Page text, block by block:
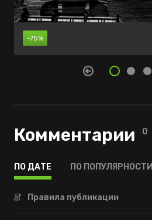
-75%
-80%
Комментарии 0
ПО ДАТЕ ПО ПОПУЛЯРНОСТИ
Правила публикации